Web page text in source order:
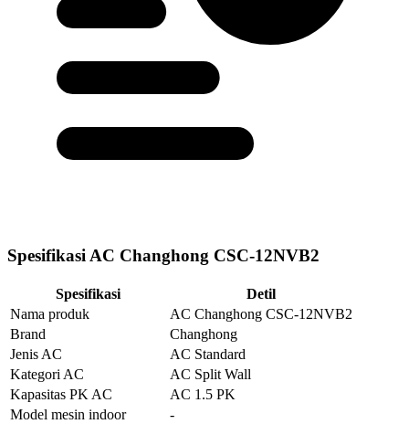
Spesifikasi AC Changhong CSC-12NVB2
Spesifikasi
Detil
Nama produk
AC Changhong CSC-12NVB2
Brand
Changhong
Jenis AC
AC Standard
Kategori AC
AC Split Wall
Kapasitas PK AC
AC 1.5 PK
Model mesin indoor
-